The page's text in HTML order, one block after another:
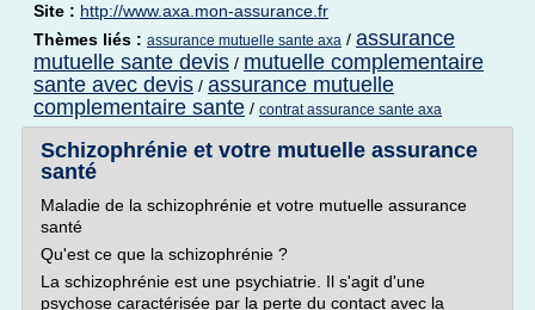
Site : http://www.axa.mon-assurance.fr
Thèmes liés : assurance mutuelle sante axa / assurance
mutuelle sante devis / mutuelle complementaire
sante avec devis / assurance mutuelle
complementaire sante / contrat assurance sante axa
Schizophrénie et votre mutuelle assurance
santé
Maladie de la schizophrénie et votre mutuelle assurance
santé
Qu'est ce que la schizophrénie ?
La schizophrénie est une psychiatrie. Il s'agit d'une
psychose caractérisée par la perte du contact avec la